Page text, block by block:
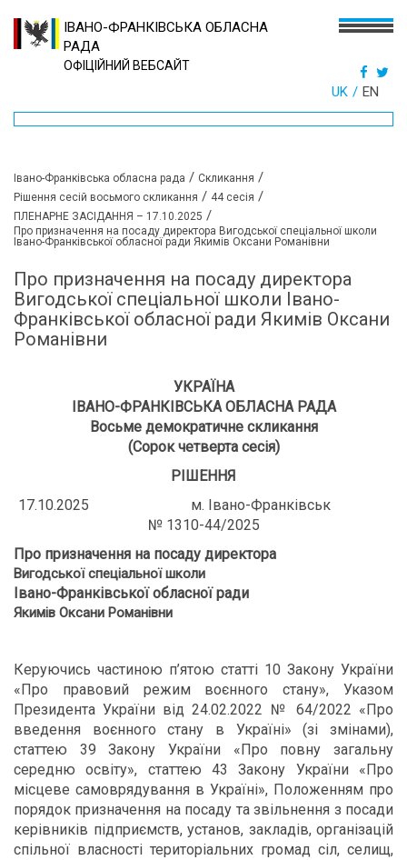
ІВАНО-ФРАНКІВСЬКА ОБЛАСНА
РАДА
ОФІЦІЙНИЙ ВЕБСАЙТ
UK EN
Івано-Франківська обласна рада / Скликання /
Рішення сесій восьмого скликання / 44 сесія /
ПЛЕНАРНЕ ЗАСІДАННЯ – 17.10.2025 /
Про призначення на посаду директора Вигодської спеціальної школи
Івано-Франківської обласної ради Якимів Оксани Романівни
Про призначення на посаду директора
Вигодської спеціальної школи Івано-
Франківської обласної ради Якимів Оксани
Романівни
УКРАЇНА
ІВАНО-ФРАНКІВСЬКА ОБЛАСНА РАДА
Восьме демократичне скликання
(Сорок четверта сесія)
РІШЕННЯ
17.10.2025 м. Івано-Франківськ
№ 1310-44/2025
Про призначення на посаду директора
Вигодської спеціальної школи
Івано-Франківської обласної ради
Якимів Оксани Романівни
Керуючись частиною п’ятою статті 10 Закону України
«Про правовий режим воєнного стану», Указом
Президента України від 24.02.2022 № 64/2022 «Про
введення воєнного стану в Україні» (зі змінами),
статтею 39 Закону України «Про повну загальну
середню освіту», статтею 43 Закону України «Про
місцеве самоврядування в Україні», Положенням про
порядок призначення на посаду та звільнення з посади
керівників підприємств, установ, закладів, організацій
спільної власності територіальних громад сіл, селищ,